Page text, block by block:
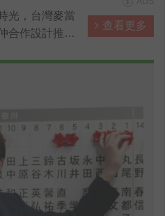
光，台灣麥當
合作設計推出
，上傳IG還能
查看更多